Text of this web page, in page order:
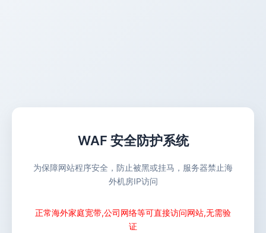
WAF 安全防护系统
为保障网站程序安全，防止被黑或挂马，服务器禁止海
外机房IP访问
正常海外家庭宽带,公司网络等可直接访问网站,无需验
证